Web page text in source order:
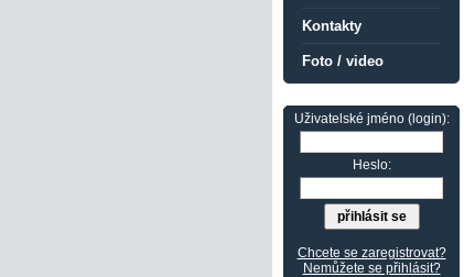
Kontakty
Foto / video
Uživatelské jméno (login):
Heslo:
Chcete se zaregistrovat?
Nemůžete se přihlásit?